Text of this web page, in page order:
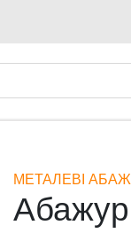
МЕТАЛЕВІ